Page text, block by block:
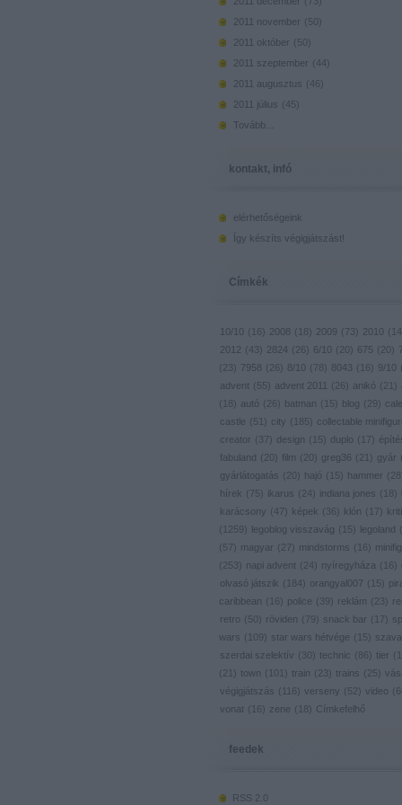
2011 november ( 50)
2011 október ( 50)
2011 szeptember ( 44)
2011 augusztus ( 46 )
2011 július ( 45)
Tovább
kontakt, infó
elérhetőségeink
Így készíts végigjátszást!
Címkék
10/10 ( 16 ) 2008 ( 18 ) 2009 ( 73) 2010 (
2012 ( 43) 2824 ( 26 ) 6/10 ( 20) 675 ( 20)
( 23) 7958 ( 26 ) 8/10 ( 78 ) 8043 ( 16 ) 9/10 (
advent ( 55) advent 2011 ( 26 ) anikó ( 21 )
(
18 ) autó ( 26 ) batman ( 15) blog ( 29)
castle ( 51 ) city ( 185) collectable
creator ( 37) design ( 15) duplo ( 17)
fabuland ( 20) film ( 20) greg36 ( 21 ) gyár (
gyárlátogatás ( 20) hajó ( 15) hammer ( 28
hírek ( 75) ikarus ( 24) indiana jones ( 18 )
karácsony ( 47) képek ( 36 ) klón ( 17)
(
1259) legoblog visszavág ( 15) legoland (
( 57) magyar ( 27) mindstorms ( 16 ) minifig
( 253) napi advent ( 24) nyíregyháza ( 16 )
olvasó játszik ( 184) orangyal007 ( 15)
caribbean ( 16 ) police ( 39) reklám ( 23)
retro ( 50) röviden ( 79) snack bar ( 17)
wars ( 109) star wars hétvége ( 15)
szerdai szelektív ( 30) technic ( 86 ) tier (
( 21 ) town ( 101 ) train ( 23) trains ( 25)
végigjátszás ( 116 ) verseny ( 52) video (
vonat ( 16 ) zene ( 18 ) Címkefelhő
feedek
RSS 2.0